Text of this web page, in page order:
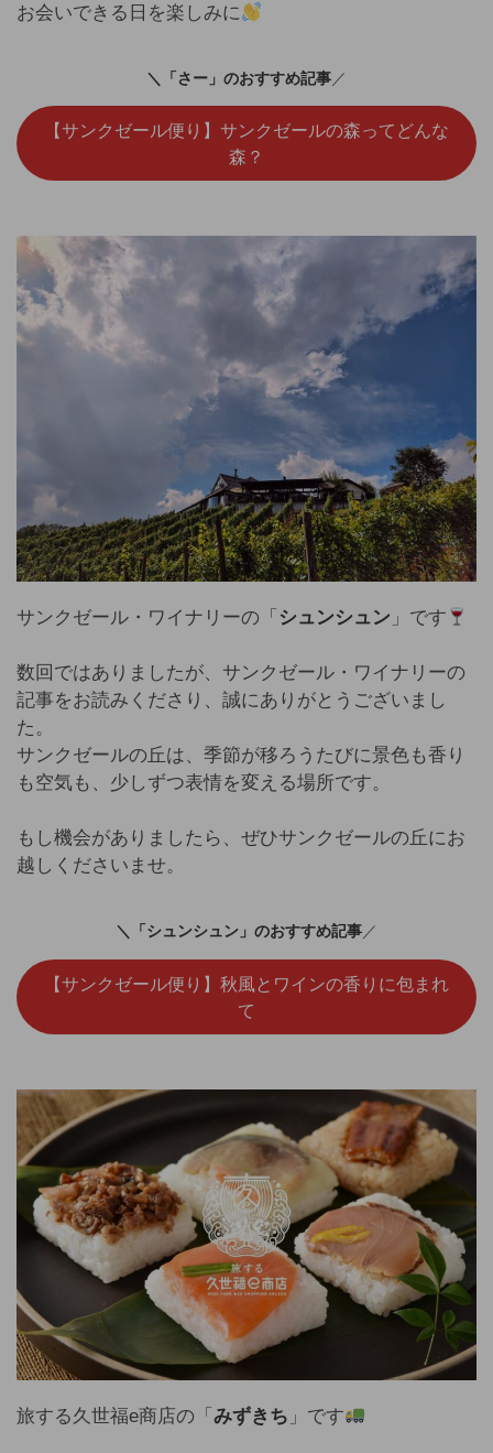
お会いできる日を楽しみに
＼「さー」のおすすめ記事／
【サンクゼール便り】サンクゼールの森ってどんな
森？
サンクゼール・ワイナリーの「 シュンシュン 」です
数回ではありましたが、サンクゼール・ワイナリーの
記事をお読みくださり、誠にありがとうございまし
た。
サンクゼールの丘は、季節が移ろうたびに景色も香り
も空気も、少しずつ表情を変える場所です。
もし機会がありましたら、ぜひサンクゼールの丘にお
越しくださいませ。
＼「シュンシュン」のおすすめ記事／
【サンクゼール便り】秋風とワインの香りに包まれ
て
旅する久世福e商店の「 みずきち 」です